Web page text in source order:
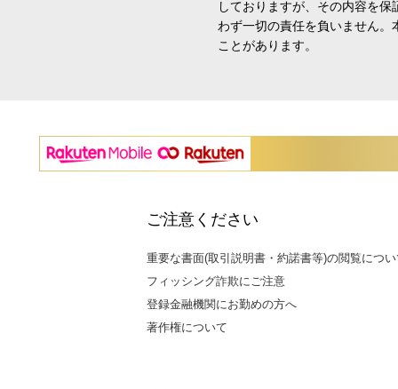
しておりますが、その内容を
わず一切の責任を負いません
ことがあります。
ご注意ください
重要な書面(取引説明書・約諾書等)の閲覧につ
フィッシング詐欺にご注意
登録金融機関にお勤めの方へ
著作権について